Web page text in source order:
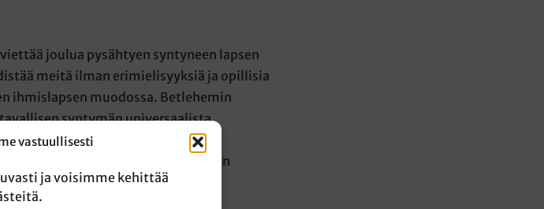
vastuullisesti
ja voisimme kehittää
joulua pysähtyen syntyneen lapsen
meitä ilman erimielisyyksiä ja opillisia
ihmislapsen muodossa. Betlehemin
syntymän universaalista
meidät ihmiset iankaikkiselta
jokaisen elämänmatkan